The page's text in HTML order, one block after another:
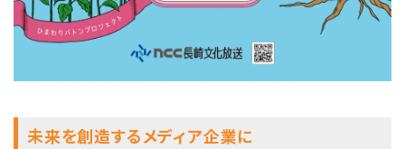
未来を創造するメディア企業に